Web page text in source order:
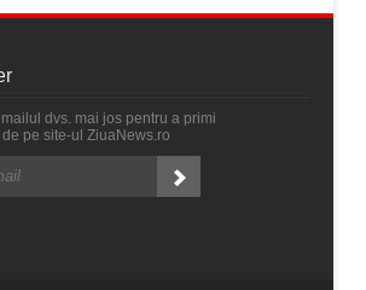
dvs. mai jos pentru a primi
pe site-ul ZiuaNews.ro